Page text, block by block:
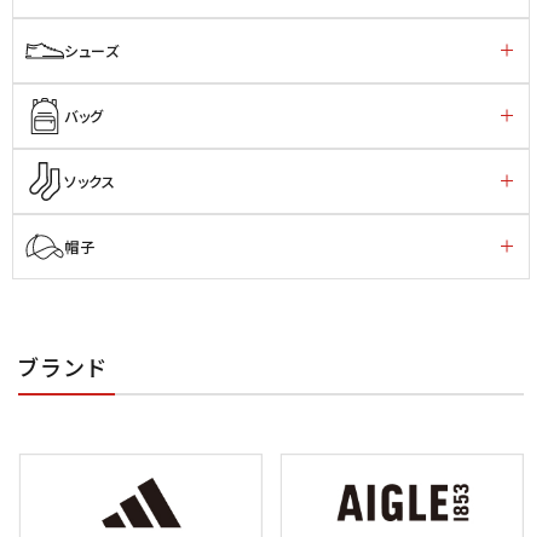
シューズ
バッグ
ソックス
帽子
ブランド